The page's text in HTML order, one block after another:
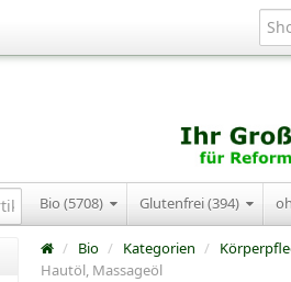
Bio (5708) Glutenfrei (394)
/ Bio / Kategorien /
Hautöl, Massageöl